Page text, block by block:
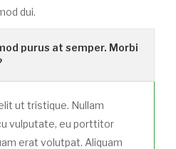
dui.
purus at semper. Morbi
ut tristique. Nullam
vulputate, eu porttitor
erat volutpat. Aliquam